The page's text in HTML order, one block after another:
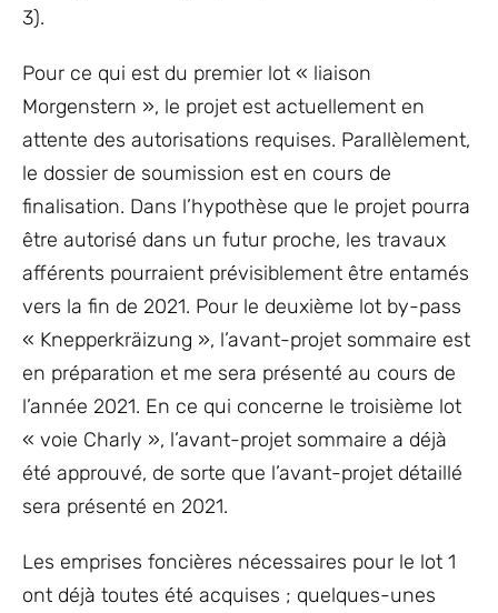
3).
Pour ce qui est du premier lot « liaison
Morgenstern », le projet est actuellement en
attente des autorisations requises. Parallèlement,
le dossier de soumission est en cours de
finalisation. Dans l’hypothèse que le projet pourra
être autorisé dans un futur proche, les travaux
afférents pourraient prévisiblement être entamés
vers la fin de 2021. Pour le deuxième lot by-pass
« Knepperkräizung », l’avant-projet sommaire est
en préparation et me sera présenté au cours de
l’année 2021. En ce qui concerne le troisième lot
« voie Charly », l’avant-projet sommaire a déjà
été approuvé, de sorte que l’avant-projet détaillé
sera présenté en 2021.
Les emprises foncières nécessaires pour le lot 1
ont déjà toutes été acquises ; quelques-unes